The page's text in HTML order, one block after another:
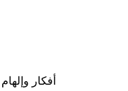
أفكار